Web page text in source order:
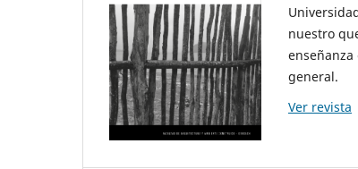
nuestro
general.
Ver revista